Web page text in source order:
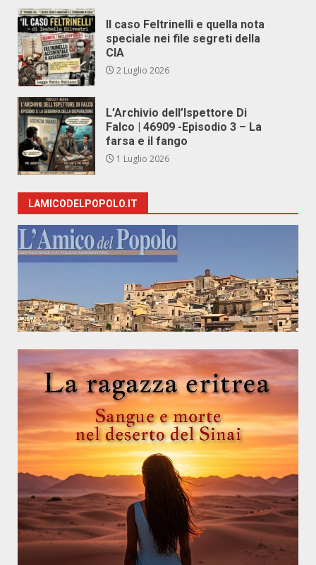
Il caso Feltrinelli e quella nota
speciale nei file segreti della
CIA
2 Luglio 2026
L’Archivio dell’Ispettore Di
Falco | 46909 -Episodio 3 – La
farsa e il fango
1 Luglio 2026
LAMICODELPOPOLO.IT